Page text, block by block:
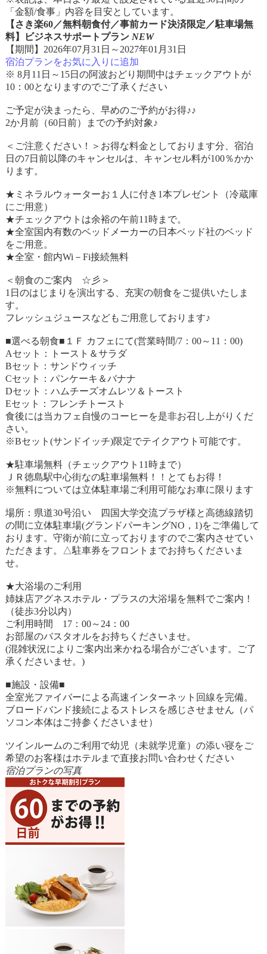
「金額/食事」内容を目安としています。
【さき楽60／無料朝食付／事前カード決済限定／駐車場無
料】ビジネスサポートプラン NEW
【期間】2026年07月31日～2027年01月31日
宿泊プランをお気に入りに追加
※ 8月11日～15日の阿波おどり期間中はチェックアウトが
10：00となりますのでご了承ください
ご予定が決まったら、早めのご予約がお得♪♪
2か月前（60日前）までの予約対象♪
＜ご注意ください！＞お得な料金としております分、宿泊
日の7日前以降のキャンセルは、キャンセル料が100％かか
ります。
★ミネラルウォーターお１人に付き1本プレゼント（冷蔵庫
にご用意）
★チェックアウトは余裕の午前11時まで。
★全室国内有数のベッドメーカーの日本ベッド社のベッド
をご用意。
★全室・館内Wi－Fi接続無料
＜朝食のご案内 ☆彡＞
1日のはじまりを演出する、充実の朝食をご提供いたしま
す。
フレッシュジュースなどもご用意しております♪
■選べる朝食■１Ｆ カフェにて(営業時間/7：00～11：00)
Aセット：トースト＆サラダ
Bセット：サンドウィッチ
Cセット：パンケーキ＆バナナ
Dセット：ハムチーズオムレツ＆トースト
Eセット：フレンチトースト
食後には当カフェ自慢のコーヒーを是非お召し上がりくだ
さい。
※Bセット(サンドイッチ)限定でテイクアウト可能です。
★駐車場無料（チェックアウト11時まで）
ＪＲ徳島駅中心街なの駐車場無料！！とてもお得！
※無料については立体駐車場ご利用可能なお車に限ります
場所：県道30号沿い 四国大学交流プラザ様と高徳線踏切
の間に立体駐車場(グランドパーキングNO，1)をご準備して
おります。守衛が前に立っておりますのでご案内させてい
ただきます。△駐車券をフロントまでお持ちくださいま
せ。
★大浴場のご利用
姉妹店アグネスホテル・プラスの大浴場を無料でご案内！
（徒歩3分以内）
ご利用時間 17：00～24：00
お部屋のバスタオルをお持ちくださいませ。
(混雑状況によりご案内出来かねる場合がございます。ご了
承くださいませ。)
■施設・設備■
全室光ファイバーによる高速インターネット回線を完備。
ブロードバンド接続によるストレスを感じさせません（パ
ソコン本体はご持参くださいませ）
ツインルームのご利用で幼児（未就学児童）の添い寝をご
希望のお客様はホテルまで直接お問い合わせください
宿泊プランの写真